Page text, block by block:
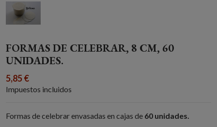
FORMAS DE CELEBRAR, 8 CM, 60
UNIDADES.
5,85 €
Impuestos incluidos
Formas de celebrar envasadas en cajas de 60 unidades.